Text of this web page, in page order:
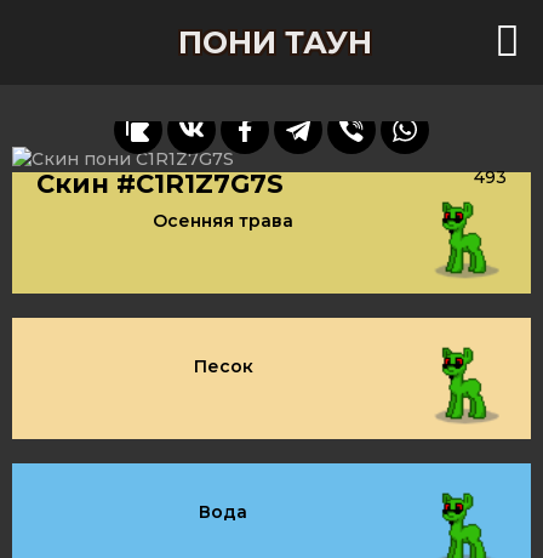
ПОНИ ТАУН
Скин #C1R1Z7G7S
493
Осенняя трава
Песок
Вода